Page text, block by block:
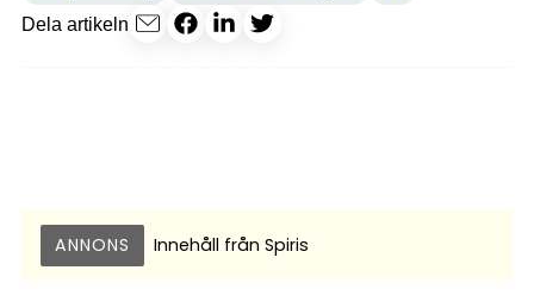
Dela artikeln
ANNONS Innehåll från Spiris